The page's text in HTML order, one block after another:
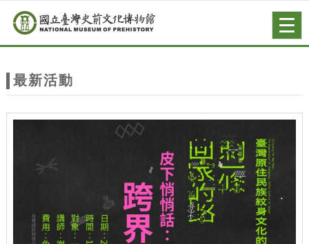
站
主
跳到主要內容
網站導覽
最新活動